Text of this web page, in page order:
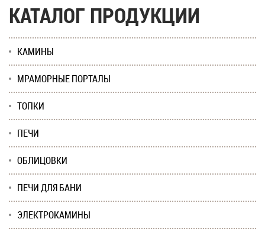
КАТАЛОГ ПРОДУКЦИИ
КАМИНЫ
МРАМОРНЫЕ ПОРТАЛЫ
ТОПКИ
ПЕЧИ
ОБЛИЦОВКИ
ПЕЧИ ДЛЯ БАНИ
ЭЛЕКТРОКАМИНЫ